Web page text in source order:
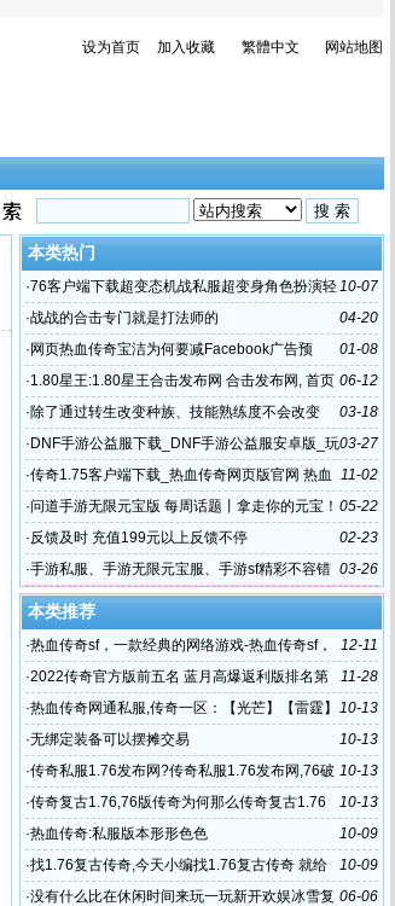
设为首页 加入收藏 繁體中文 网站地图
本类热门
10-07
·76客户端下载超变态机战私服超变身角色扮演轻
微变态
04-20
·战战的合击专门就是打法师的
01-08
· 网页热血传奇宝洁为何要减Facebook广告预
算？| CBNweekly
06-12
·1.80星王:1.80星王合击发布网 合击发布网, 首页
本网推荐 05
03-18
·除了通过转生改变种族、技能熟练度不会改变
03-27
· DNF手游公益服下载_DNF手游公益服安卓版_玩
游戏网
11-02
·传奇1.75客户端下载_热血传奇网页版官网 热血
传奇客户端官网 网页热
05-22
·问道手游无限元宝版 每周话题丨拿走你的元宝！
我现在只听个
02-23
·反馈及时 充值199元以上反馈不停
03-26
·手游私服、手游无限元宝服、手游sf精彩不容错
过
本类推荐
12-11
·热血传奇sf，一款经典的网络游戏-热血传奇sf，
一个充满激情与冒险的世界
11-28
·2022传奇官方版前五名 蓝月高爆返利版排名第
一
10-13
·热血传奇网通私服,传奇一区：【光芒】【雷霆】
【烈焰】【新?热血传奇网
10-13
·无绑定装备可以摆摊交易
10-13
·传奇私服1.76发布网?传奇私服1.76发布网,76破
解版 手机扫码下
10-13
·传奇复古1.76,76版传奇为何那么传奇复古1.76
的受欢迎
10-09
·热血传奇:私服版本形形色色
10-09
·找1.76复古传奇,今天小编找1.76复古传奇 就给
大家推荐一款还原度比较高的1
06-06
·没有什么比在休闲时间来玩一玩新开欢娱冰雪复